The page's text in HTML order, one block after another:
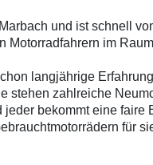
und ist schnell
im
langjährige
stehen zahlreiche
bekommt eine faire
für